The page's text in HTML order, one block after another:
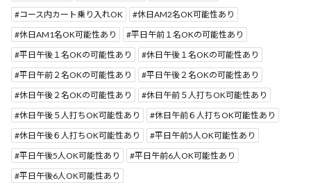
コース内カート乗り入れOK
休日AM2名OK可能性あり
休日AM1名OK可能性あり
平日午前１名OKの可能性あり
平日午後１名OKの可能性あり
休日午後１名OKの可能性あり
平日午前２名OKの可能性あり
平日午後２名OKの可能性あり
休日午後２名OKの可能性あり
休日午前５人打ちOK可能性あり
休日午後５人打ちOK可能性あり
休日午前６人打ちOK可能性あり
休日午後６人打ちOK可能性あり
平日午前5人OK可能性あり
平日午後5人OK可能性あり
平日午前6人OK可能性あり
平日午後6人OK可能性あり